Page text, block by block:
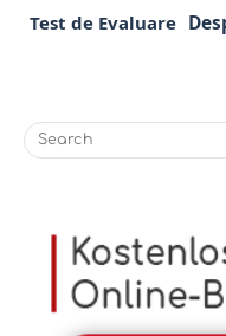
Test de Evaluare